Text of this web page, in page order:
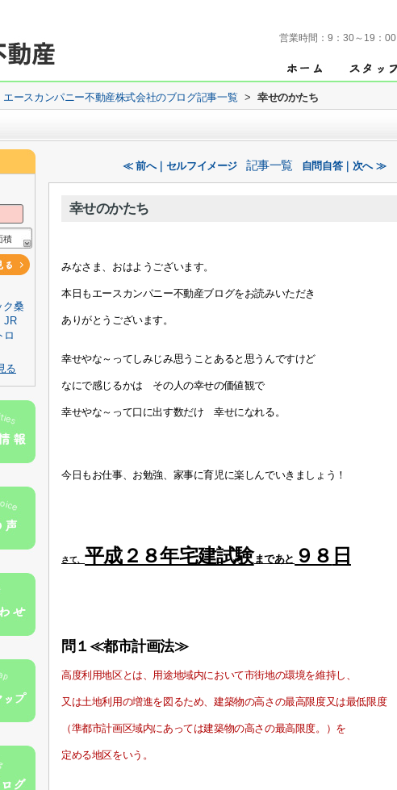
営業時間： 9：30～19：00
エースカンパニー不動産株式会社のブログ記事一覧 > 幸せのかたち
≪ 前へ｜セルフイメージ 記事一覧 自問自答｜次へ ≫
幸せのかたち
みなさま、おはようございます。
本日もエースカンパニー不動産ブログをお読みいただき
ありがとうございます。
幸せやな～ってしみじみ思うことあると思うんですけど
なにで感じるかは その人の幸せの価値観で
幸せやな～って口に出す数だけ幸せになれる。
今日もお仕事、お勉強、家事に育児に楽しんでいきましょう！
さて、平成２８年宅建試験まであと ９８ 日
問１≪都市計画法≫
高度利用地区とは、用途地域内において市街地の環境を維持し、
又は土地利用の増進を図るため、建築物の高さの最高限度又は最低限度
（準都市計画区域内にあっては建築物の高さの最高限度。）を
定める地区をいう。
積
ク桑
JR
ロ
る